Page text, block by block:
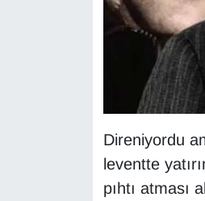
Direniyordu
leventte
pıhtı atması